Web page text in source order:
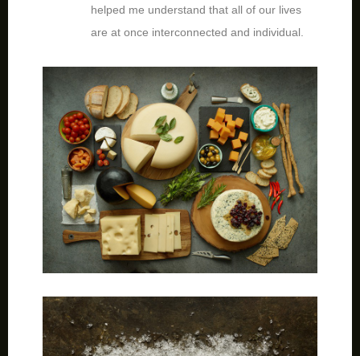
helped me understand that all of our lives
are at once interconnected and individual.